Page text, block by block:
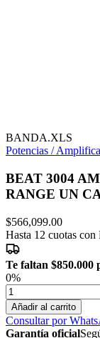
BANDA.XLS
Potencias /
BEAT 3004
RANGE UN
$566,099.00
Hasta 12 cuotas con
Te faltan $850.000
0%
BEAT
3004
AMPLIFICADOR
DIGITAL
Añadir al carrito
Consultar por
Garantía oficial